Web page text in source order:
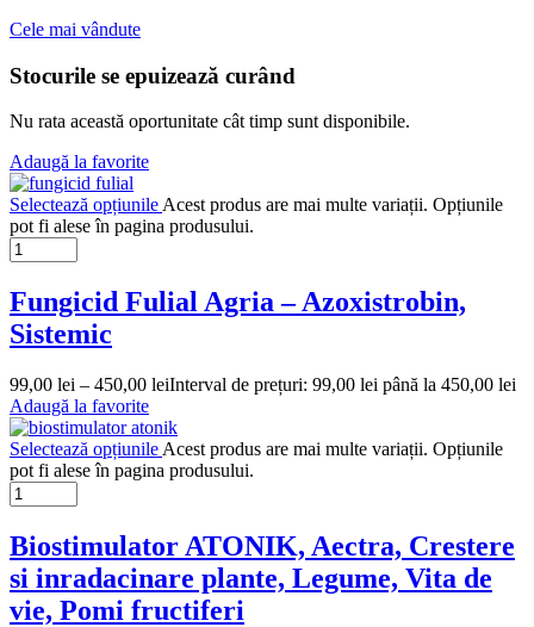
Cele mai vândute
Stocurile se epuizează curând
Nu rata această oportunitate cât timp sunt disponibile.
Adaugă la favorite
Selectează opțiunile Acest produs are mai multe variații. Opțiunile
pot fi alese în pagina produsului.
Fungicid Fulial Agria – Azoxistrobin,
Sistemic
99,00 lei – 450,00 leiInterval de prețuri: 99,00 lei până la 450,00 lei
Adaugă la favorite
Selectează opțiunile Acest produs are mai multe variații. Opțiunile
pot fi alese în pagina produsului.
Biostimulator ATONIK, Aectra, Crestere
si inradacinare plante, Legume, Vita de
vie, Pomi fructiferi